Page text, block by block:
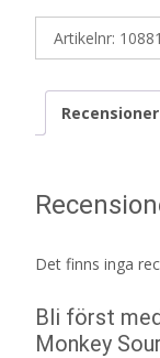
Artikelnr:
Det finns inga
Bli först
Monkey